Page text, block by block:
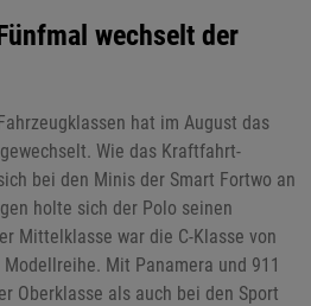
wechselt der
hat im August das
Wie das Kraftfahrt-
bei den Minis der Smart Fortwo an
holte sich der Polo seinen
Mittelklasse war die C-Klasse von
Mit Panamera und 911
Oberklasse als auch bei den Sport